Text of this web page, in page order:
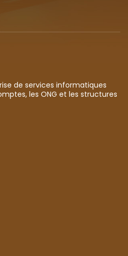
de services informatiques
les ONG et les structures